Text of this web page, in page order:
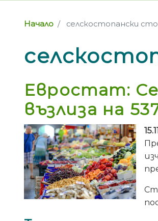
Начало селскостопански
Евростат:
възлиза на